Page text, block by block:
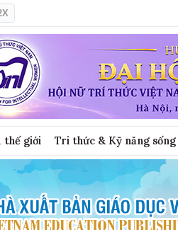
thế giới Tri thức & Kỹ năng sống